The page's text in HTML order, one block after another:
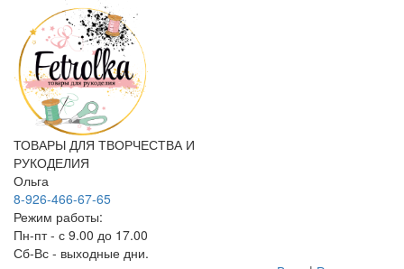
ТОВАРЫ ДЛЯ ТВОРЧЕСТВА И
РУКОДЕЛИЯ
Ольга
8-926-466-67-65
Режим работы:
Пн-пт - с 9.00 до 17.00
Сб-Вс - выходные дни.